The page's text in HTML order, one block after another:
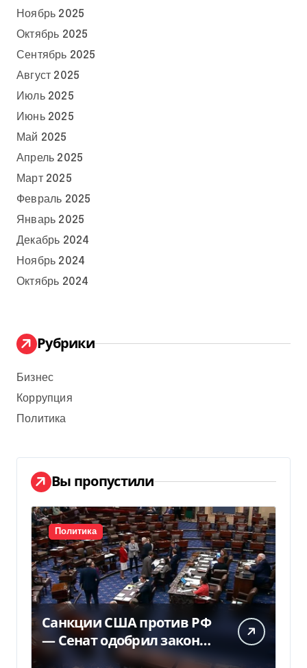
Ноябрь 2025
Октябрь 2025
Сентябрь 2025
Август 2025
Июль 2025
Июнь 2025
Май 2025
Апрель 2025
Март 2025
Февраль 2025
Январь 2025
Декабрь 2024
Ноябрь 2024
Октябрь 2024
Рубрики
Бизнес
Коррупция
Политика
Вы пропустили
Политика
Санкции США против РФ
— Сенат одобрил закон
Грема — Фокус